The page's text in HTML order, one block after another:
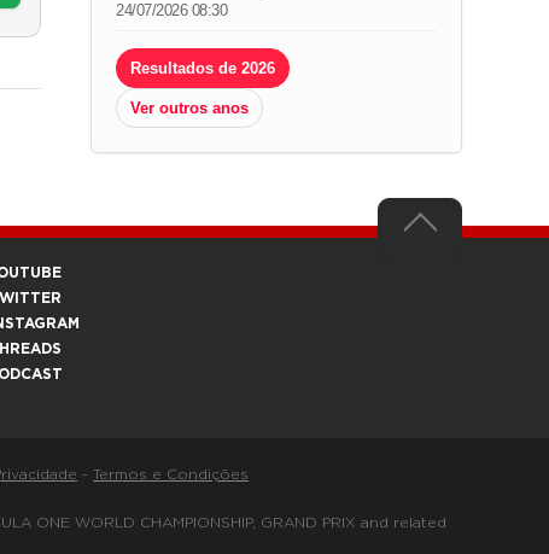
24/07/2026 08:30
Resultados de 2026
Ver outros anos
- Termos e Condições
ONE WORLD CHAMPIONSHIP, GRAND PRIX and related